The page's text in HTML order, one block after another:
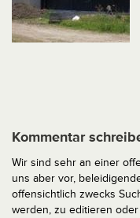
Kommentar
Wir sind sehr an einer
uns aber vor,
offensichtlich zwecks
werden, zu editieren